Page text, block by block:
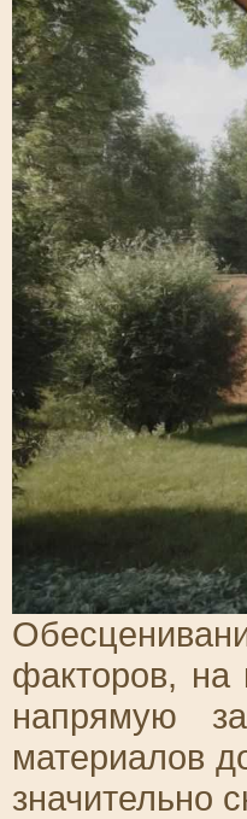
факторов, на
напрямую
материалов
значительно